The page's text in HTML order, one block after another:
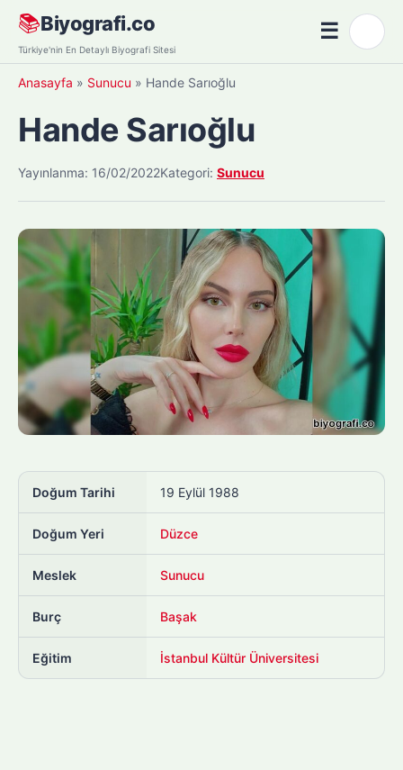
Skip
content
📚Biyografi.co
Türkiye'nin En Detaylı Biyografi Sitesi
☰Menü
Anasayfa » Sunucu » Hande Sarıoğlu
Hande Sarıoğlu
Yayınlanma: 16/02/2022Kategori: Sunucu
Doğum Tarihi 19 Eylül 1988
Doğum Yeri Düzce
Meslek Sunucu
Burç Başak
Eğitim İstanbul Kültür Üniversitesi